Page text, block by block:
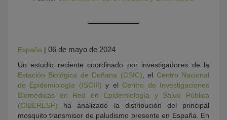
España | 06 de mayo de 2024
Un estudio reciente coordinado por investigadores de la
Estación Biológica de Doñana (CSIC) , el Centro Nacional
de Epidemiología (ISCIII) y elCentro de Investigaciones
Biomédicas en Red en Epidemiología y Salud Pública
(CIBERESP) ha analizado la distribución del principal
mosquito transmisor de paludismo presente en España. En